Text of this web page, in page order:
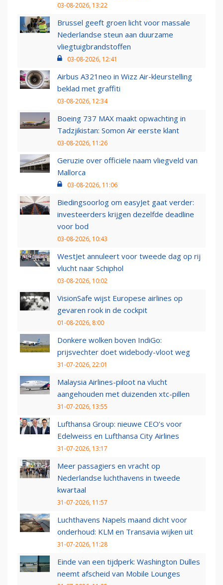
03-08-2026, 13:22
Brussel geeft groen licht voor massale
Nederlandse steun aan duurzame
vliegtuigbrandstoffen
03-08-2026, 12:41
Airbus A321neo in Wizz Air-kleurstelling
beklad met graffiti
03-08-2026, 12:34
Boeing 737 MAX maakt opwachting in
Tadzjikistan: Somon Air eerste klant
03-08-2026, 11:26
Geruzie over officiële naam vliegveld van
Mallorca
03-08-2026, 11:06
Biedingsoorlog om easyJet gaat verder:
investeerders krijgen dezelfde deadline
voor bod
03-08-2026, 10:43
WestJet annuleert voor tweede dag op rij
vlucht naar Schiphol
03-08-2026, 10:02
VisionSafe wijst Europese airlines op
gevaren rook in de cockpit
01-08-2026, 8:00
Donkere wolken boven IndiGo:
prijsvechter doet widebody-vloot weg
31-07-2026, 22:01
Malaysia Airlines-piloot na vlucht
aangehouden met duizenden xtc-pillen
31-07-2026, 13:55
Lufthansa Group: nieuwe CEO’s voor
Edelweiss en Lufthansa City Airlines
31-07-2026, 13:17
Meer passagiers en vracht op
Nederlandse luchthavens in tweede
kwartaal
31-07-2026, 11:57
Luchthavens Napels maand dicht voor
onderhoud: KLM en Transavia wijken uit
31-07-2026, 11:28
Einde van een tijdperk: Washington Dulles
neemt afscheid van Mobile Lounges